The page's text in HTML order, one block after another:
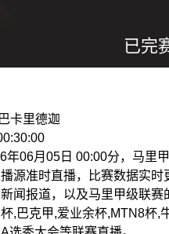
已完
卡里德迦
年06月05日 00:00分，马里
源准时直播，比赛数据实
闻报道，以及马里甲级联
,巴克甲,爱业余杯,MTN8杯,